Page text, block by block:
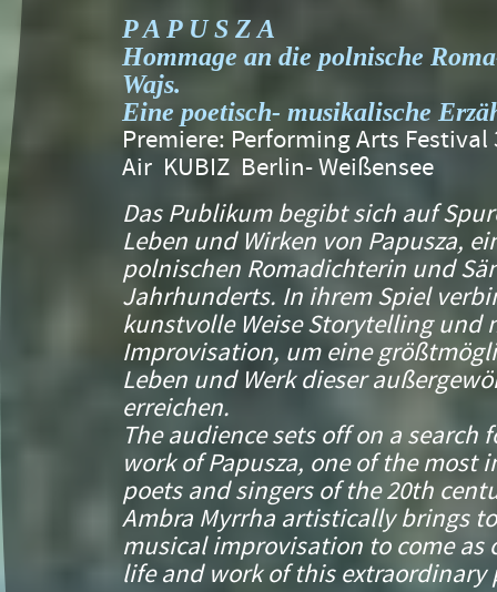
P A P U S Z A
Hommage an die polnische
Wajs.
Eine poetisch- musikalische
Premiere: Performing Arts Festival
Air KUBIZ Berlin- Weißensee
Das Publikum begibt sich auf
Leben und Wirken von Papusza,
polnischen Romadichterin und
Jahrhunderts. In ihrem Spiel
kunstvolle Weise Storytelling und
Improvisation, um eine
Leben und Werk dieser
erreichen.
The audience sets off on a search
work of Papusza, one of the most
poets and singers of the 20th
Ambra Myrrha artistically brings
musical improvisation to come as
life and work of this extraordinary